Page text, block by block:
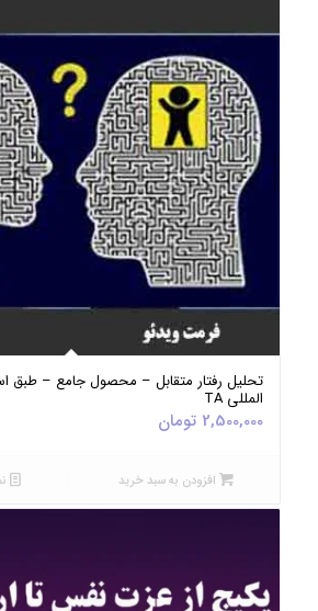
5.00
تحلیل رفتار متقابل – محصول جامع – طبق
المللی TA
2,500,000 تومان
افزودن به سبد خرید